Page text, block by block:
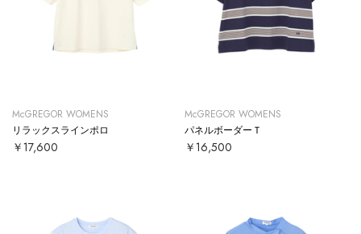
McGREGOR WOMENS
リラックスラインポロ
￥17,600
McGREGOR WOMENS
パネルボーダーＴ
￥16,500